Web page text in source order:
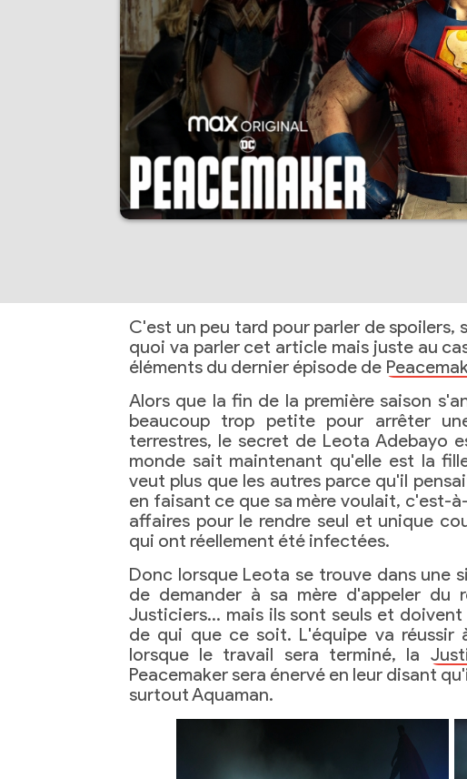
C'est un peu tard pour parler de spoilers,
quoi va parler cet article mais juste au
éléments du dernier épisode de
Alors que la fin de la première saison
beaucoup trop petite pour arrêter
terrestres, le secret de Leota
monde sait maintenant qu'elle est la
veut plus que les autres parce qu'il
en faisant ce que sa mère voulait, c'est-
affaires pour le rendre seul et unique
qui ont réellement été infectées.
Donc lorsque Leota se trouve dans une
de demander à sa mère d'appeler
Justiciers… mais ils sont seuls et
de qui que ce soit. L'équipe va réussir
lorsque le travail sera terminé, la
Peacemaker sera énervé en leur disant
surtout Aquaman.